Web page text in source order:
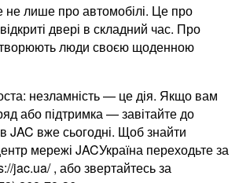
не лише про автомобілі. Це про
відкриті двері в складний час. Про
створюють люди своєю щоденною
незламність — це дія. Якщо вам
або підтримка — завітайте до
JAC вже сьогодні. Щоб знайти
мережі JACУкраїна переходьте за
jac.ua/ , або звертайтесь за